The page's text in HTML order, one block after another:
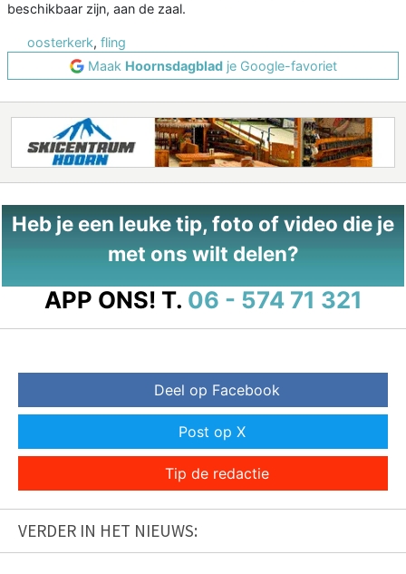
beschikbaar zijn, aan de zaal.
oosterkerk, fling
Maak Hoornsdagbladje Google-favoriet
Heb je een leuke tip, foto of video die je
met ons wilt delen?
APP ONS! T. 06 - 574 71 321
Deel op Facebook
Post op X
Tip de redactie
VERDER IN HET NIEUWS: